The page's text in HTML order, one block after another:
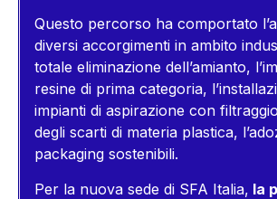
Questo percorso ha comportato
diversi accorgimenti in ambito
totale eliminazione dell’amianto,
resine di prima categoria,
impianti di aspirazione con
degli scarti di materia plastica,
packaging sostenibili.
Per la nuova sede di SFA Italia, la